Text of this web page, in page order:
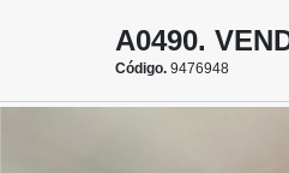
A0490.
Código. 9476948